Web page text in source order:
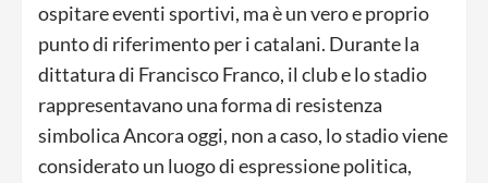
ospitare eventi sportivi, ma è un vero e proprio
punto di riferimento per i catalani. Durante la
dittatura di Francisco Franco, il club e lo stadio
rappresentavano una forma di resistenza
simbolica Ancora oggi, non a caso, lo stadio viene
considerato un luogo di espressione politica,